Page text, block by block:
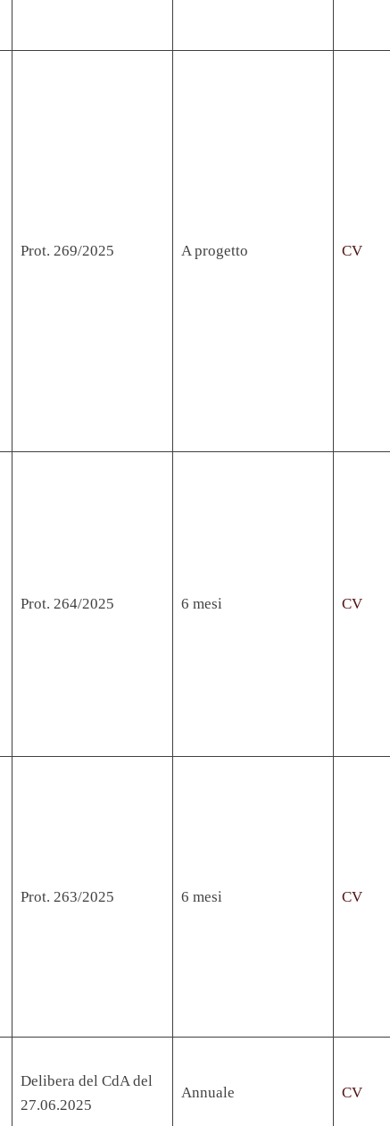
Prot. 269/2025 A progetto CV
Prot. 264/2025 6 mesi CV
Prot. 263/2025 6 mesi CV
Delibera del CdA del
27.06.2025
Annuale CV